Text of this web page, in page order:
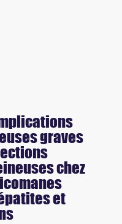
graves
chez
et